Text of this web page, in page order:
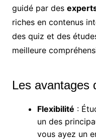
guidé par des
riches en contenus
des quiz et des
meilleure
Les avantages
Flexibilité :
un des
vous ayez un